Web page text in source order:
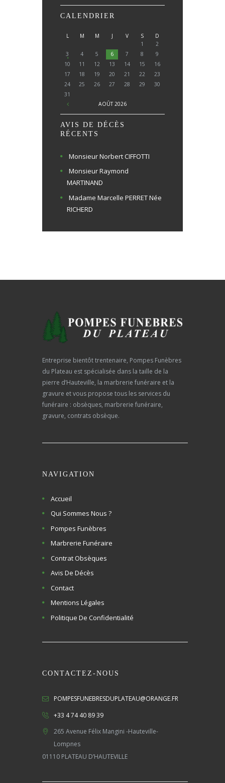
CALENDRIER
AOÛT 2026
L M M J V S
D
1
2
3
4 5 6 7 8
9
10
11 12 13 14 15
16
17
18 19 20 21 22
23
24
25 26 27 28 29
30
31
AVIS DE DÉCÈS
RÉCENTS
Monsieur Norbert CIFFOTTI
Monsieur Raymond
MARTINAND
Madame Marcelle PERRET Née
RICHERD
Entreprise bientôt trentenaire, Pompes Funèbres
du Plateau est spécialisée dans la taille de la
pierre d’Hauteville, la marbrerie funéraire et la
gravure et vous propose tous les services du
funéraire : obsèques, marbrerie funéraire,
gravure, contrats obsèque.
NAVIGATION
Accueil
Qui Sommes Nous ?
Pompes Funèbres
Marbrerie Funéraire
Contrat Obsèques
Avis De Décès
Contact
Mentions Légales
Politique De Confidentialité
CONTACTEZ-NOUS
POMPESFUNEBRESDUPLATEAU@ORANGE.FR
+33 4 74 40 89 39
265 Avenue Félix Mangini -Hauteville-
Lompnes
01110 PLATEAU D’HAUTEVILLE